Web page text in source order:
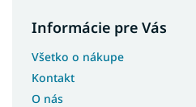
Informácie pre Vás
Všetko o nákupe
Kontakt
O nás